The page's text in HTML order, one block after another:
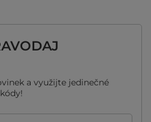
a využijte jedinečné